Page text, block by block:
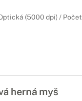
(5000 dpi) / Počet
herná myš